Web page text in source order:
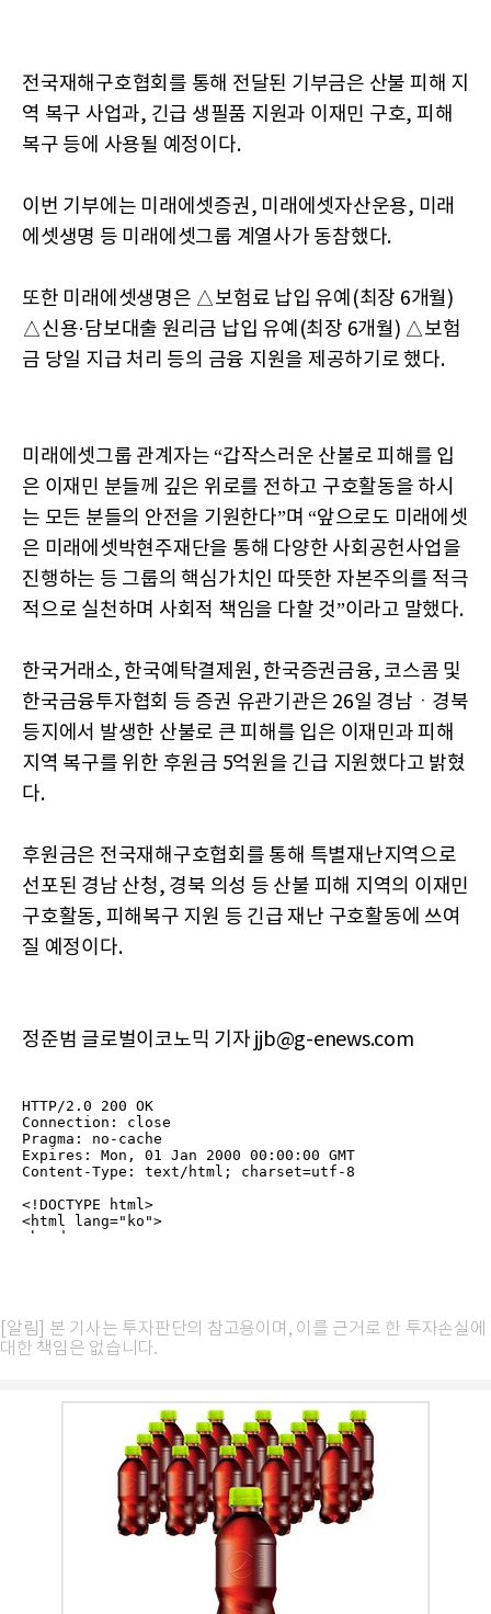
전국재해구호협회를 통해 전달된 기부금은 산불 피해 지
역 복구 사업과, 긴급 생필품 지원과 이재민 구호, 피해
복구 등에 사용될 예정이다.
이번 기부에는 미래에셋증권, 미래에셋자산운용, 미래
에셋생명 등 미래에셋그룹 계열사가 동참했다.
또한 미래에셋생명은 △보험료 납입 유예(최장 6개월)
△신용·담보대출 원리금 납입 유예(최장 6개월) △보험
금 당일 지급 처리 등의 금융 지원을 제공하기로 했다.
미래에셋그룹 관계자는 “갑작스러운 산불로 피해를 입
은 이재민 분들께 깊은 위로를 전하고 구호활동을 하시
는 모든 분들의 안전을 기원한다”며 “앞으로도 미래에셋
은 미래에셋박현주재단을 통해 다양한 사회공헌사업을
진행하는 등 그룹의 핵심가치인 따뜻한 자본주의를 적극
적으로 실천하며 사회적 책임을 다할 것”이라고 말했다.
한국거래소, 한국예탁결제원, 한국증권금융, 코스콤 및
한국금융투자협회 등 증권 유관기관은 26일 경남ㆍ경북
등지에서 발생한 산불로 큰 피해를 입은 이재민과 피해
지역 복구를 위한 후원금 5억원을 긴급 지원했다고 밝혔
다.
후원금은 전국재해구호협회를 통해 특별재난지역으로
선포된 경남 산청, 경북 의성 등 산불 피해 지역의 이재민
구호활동, 피해복구 지원 등 긴급 재난 구호활동에 쓰여
질 예정이다.
정준범 글로벌이코노믹 기자 jjb@g-enews.com
[알림] 본 기사는 투자판단의 참고용이며, 이를 근거로 한 투자손실에
대한 책임은 없습니다.